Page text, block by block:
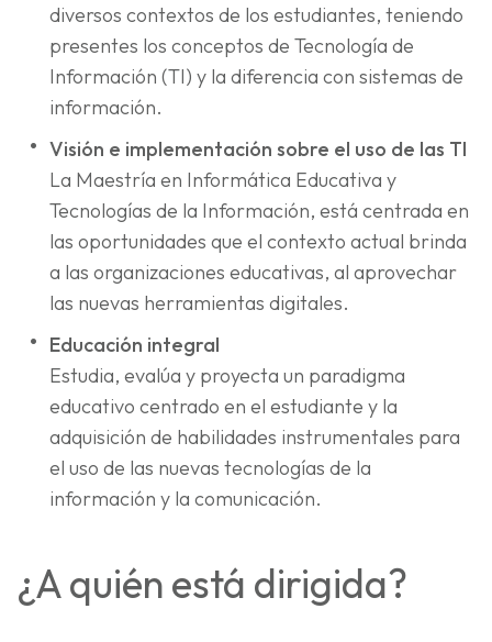
diversos contextos de los estudiantes, teniendo
presentes los conceptos de Tecnología de
Información (TI) y la diferencia con sistemas de
información.
Visión e implementación sobre el uso de las TI
La Maestría en Informática Educativa y
Tecnologías de la Información, está centrada en
las oportunidades que el contexto actual brinda
a las organizaciones educativas, al aprovechar
las nuevas herramientas digitales.
Educación integral
Estudia, evalúa y proyecta un paradigma
educativo centrado en el estudiante y la
adquisición de habilidades instrumentales para
el uso de las nuevas tecnologías de la
información y la comunicación.
¿A quién está dirigida?